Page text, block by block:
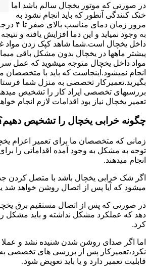
در صورتی که موتور یخچال سالم باشد اما
خنک کنندگی آنطور که باید انجام نشود به
مرور
به وجود نمیاید و این دما افزایش یافته و
داخل یخچال است.شما شاهد کپک زدن مواد
پیشتر ماهها در یخچال بدون مشکل باقی
مواد داخل یخچال متوجه میشوید که عمل
انجام نمیشود.اینجاست که باید با متخصصان
بگیرید.تعمیرکار تخصصی به منزل شما
بررسیهای تخصصی ایراد کار را تشخیص
تعمیر یخچال نیاز بود اقدامات لازم انجام
چگونه خرابی یخچال را تشخیص
زمانی که متخصصان ما برای تعمیر اعزام
توجه به مشکل به وجود آمده اقداماتی را
انجام میدهند.
اگر شک خرابی یخچال باشد با متصل کردن
میشود که آیا پس از اتصال روشن خواهد شد
در صورتی که پس از اتصال مستقیم برق
دهد که عملکرد مشکل نداشته و باید مشکل
کرد.
اما اگر صدای روشن شدن شنیده نشد و عملا
نکرد،تعمیرکار پس از بررسی های تخصصی
قابلیت تعمیر دارد و یا باید تعویض شود.